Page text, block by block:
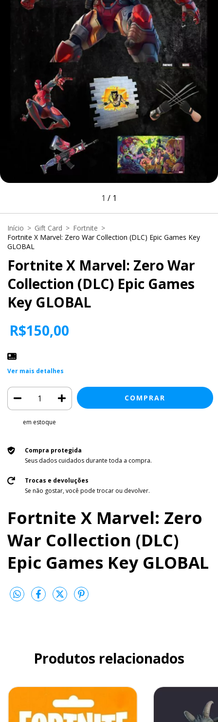
1 / 1
Início > Gift Card > Fortnite >
Fortnite X Marvel: Zero War Collection (DLC) Epic Games Key
GLOBAL
Fortnite X Marvel: Zero War
Collection (DLC) Epic Games
Key GLOBAL
R$150,00
Ver mais detalhes
em estoque
Compra protegida
Seus dados cuidados durante toda a compra.
Trocas e devoluções
Se não gostar, você pode trocar ou devolver.
Fortnite X Marvel: Zero
War Collection (DLC)
Epic Games Key GLOBAL
Produtos relacionados